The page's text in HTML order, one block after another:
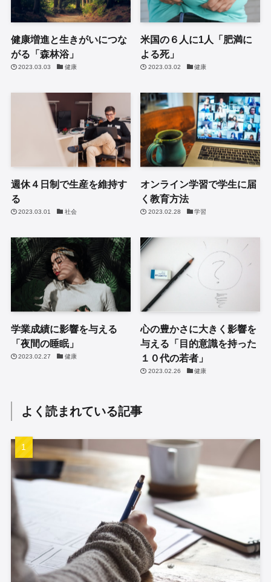
健康増進と生きがいにつな
がる「森林浴」
2023.03.03 健康
米国の６人に1人「肥満に
よる死」
2023.03.02 健康
週休４日制で生産を維持す
る
2023.03.01 社会
オンライン学習で学生に届
く教育方法
2023.02.28 学習
学業成績に影響を与える
「夜間の睡眠」
2023.02.27 健康
心の豊かさに大きく影響を
与える「目的意識を持った
１０代の若者」
2023.02.26 健康
よく読まれている記事